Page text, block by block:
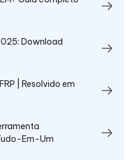
Download
| Resolvido em
Em-Um